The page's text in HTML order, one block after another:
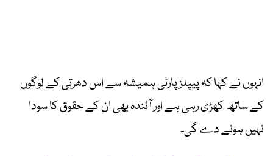
انہوں نے کہا کہ پیپلز پارٹی ہمیشہ سے اس دھرتی کے لوگوں
کے ساتھ کھڑی رہی ہے اور آئندہ بھی ان کے حقوق کا سودا
نہیں ہونے دے گی۔